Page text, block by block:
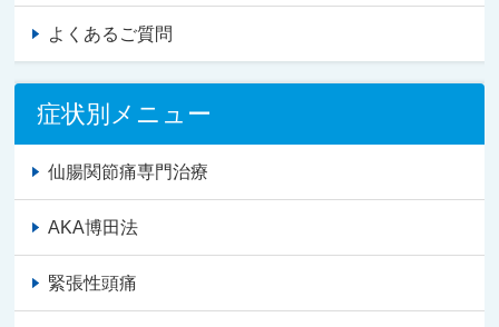
よくあるご質問
症状別メニュー
仙腸関節痛専門治療
AKA博田法
緊張性頭痛